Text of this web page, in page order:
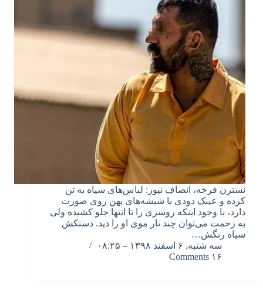
نسترن فرخه، انصاف نیوز: لباس‌های سیاه به تن
کرده و عینک دودی با شیشه‌های پهن روی صورت
دارد، با وجود اینکه روسری را تا انتها جلو کشیده ولی
به زحمت می‌توان چند تار موی او را دید. دستکش
سیاه رنگش…
سه شنبه, ۶ اسفند ۱۳۹۸ – ۰۸:۲۵
۱۶ Comments